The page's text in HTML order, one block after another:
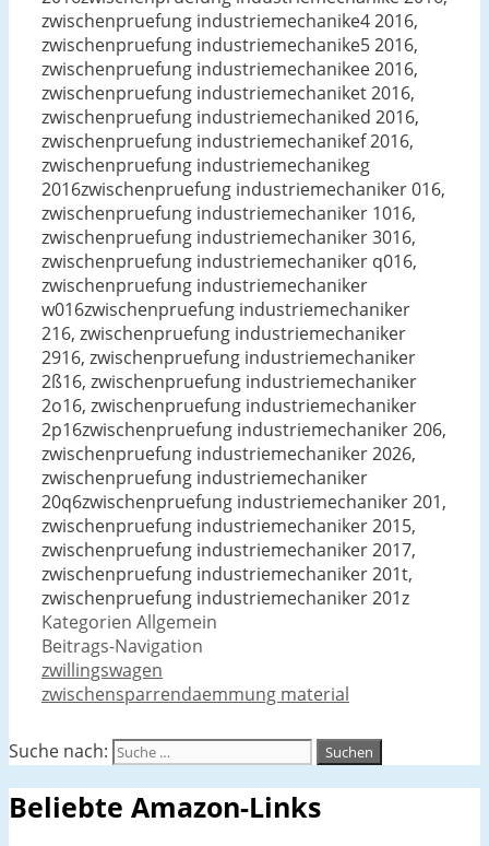
Kategorien Allgemein
Beitrags-Navigation
zwillingswagen
zwischensparrendaemmung material
Suche nach:
Beliebte Amazon-Links